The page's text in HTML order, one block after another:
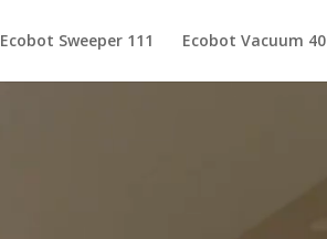
Ecobot Sweeper 111 Ecobot Vacuum 40